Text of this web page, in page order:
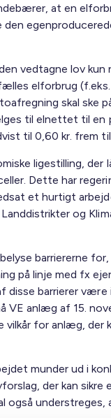
at en
den
vedtagne lov
elforbrug (f.eks.
skal ske
til elnettet til en
til 0,60 kr. frem
ligestilling,
Dette har
et hurtigt
og
barriererne
på linje med fx
disse barrierer
VE anlæg af 15.
vilkår for anlæg,
munder ud i
der kan sikre
også understreges,